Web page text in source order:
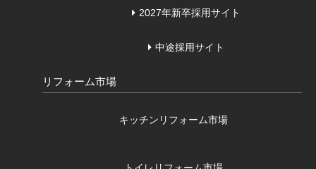
2027年新卒採用サイト
中途採用サイト
リフォーム市場
キッチンリフォーム市場